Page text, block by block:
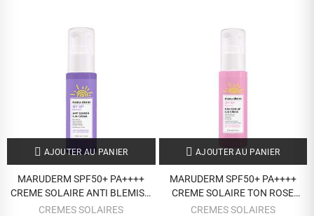
AJOUTER AU PANIER
MARUDERM SPF50+ PA++++
CREME SOLAIRE ANTI BLEMISH
50ML
CREMES SOLAIRES
AJOUTER AU PANIER
MARUDERM SPF50+ PA++++
CREME SOLAIRE TON ROSE
50ML
CREMES SOLAIRES